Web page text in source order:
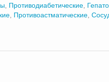
Противодиабетические
Противоастматические